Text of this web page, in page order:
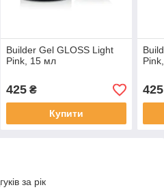
Builder Gel GLOSS Light
Pink, 15 мл
425₴
Купити
425
за рік